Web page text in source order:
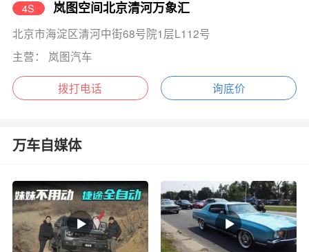
4S 岚图空间北京清河万象汇
北京市海淀区清河中街68号院1层L112号
主营： 岚图汽车
拨打电话 询底价
万车自媒体